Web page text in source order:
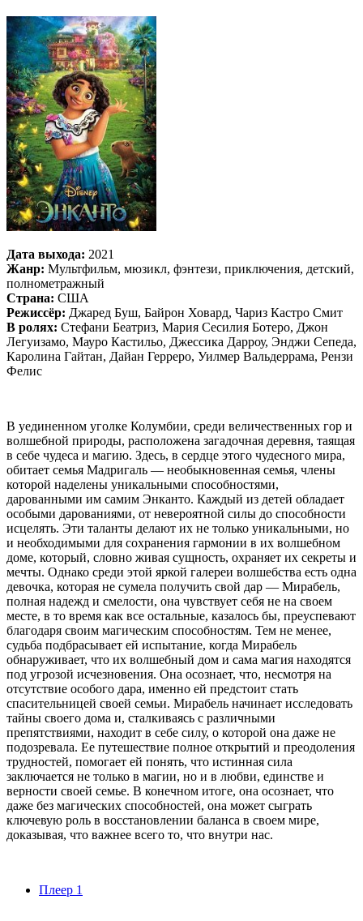
Дата выхода: 2021
Жанр: Мультфильм, мюзикл, фэнтези, приключения, детский,
полнометражный
Страна: США
Режиссёр: Джаред Буш, Байрон Ховард, Чариз Кастро Смит
В ролях: Стефани Беатриз, Мария Сесилия Ботеро, Джон
Легуизамо, Мауро Кастильо, Джессика Дарроу, Энджи Сепеда,
Каролина Гайтан, Дайан Герреро, Уилмер Вальдеррама, Рензи
Фелис
В уединенном уголке Колумбии, среди величественных гор и
волшебной природы, расположена загадочная деревня, таящая
в себе чудеса и магию. Здесь, в сердце этого чудесного мира,
обитает семья Мадригаль — необыкновенная семья, члены
которой наделены уникальными способностями,
дарованными им самим Энканто. Каждый из детей обладает
особыми дарованиями, от невероятной силы до способности
исцелять. Эти таланты делают их не только уникальными, но
и необходимыми для сохранения гармонии в их волшебном
доме, который, словно живая сущность, охраняет их секреты и
мечты. Однако среди этой яркой галереи волшебства есть одна
девочка, которая не сумела получить свой дар — Мирабель,
полная надежд и смелости, она чувствует себя не на своем
месте, в то время как все остальные, казалось бы, преуспевают
благодаря своим магическим способностям. Тем не менее,
судьба подбрасывает ей испытание, когда Мирабель
обнаруживает, что их волшебный дом и сама магия находятся
под угрозой исчезновения. Она осознает, что, несмотря на
отсутствие особого дара, именно ей предстоит стать
спасительницей своей семьи. Мирабель начинает исследовать
тайны своего дома и, сталкиваясь с различными
препятствиями, находит в себе силу, о которой она даже не
подозревала. Ее путешествие полное открытий и преодоления
трудностей, помогает ей понять, что истинная сила
заключается не только в магии, но и в любви, единстве и
верности своей семье. В конечном итоге, она осознает, что
даже без магических способностей, она может сыграть
ключевую роль в восстановлении баланса в своем мире,
доказывая, что важнее всего то, что внутри нас.
Плеер 1